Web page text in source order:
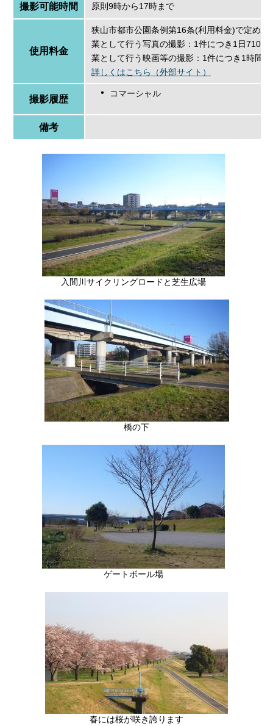
撮影可能時間 原則9時から17時まで
使用料金
狭山市都市公園条例第16条(利用料金)で定める
業として行う写真の撮影：1件につき1日710円
業として行う映画等の撮影：1件につき1時間
詳しくはこちら（外部サイト）
撮影履歴
コマーシャル
備考
入間川サイクリングロードと芝生広場
橋の下
ゲートボール場
春には桜が咲き誇ります